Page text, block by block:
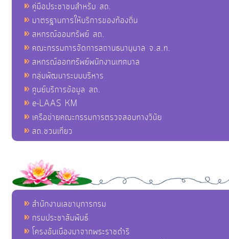
คู่มือประชาชนสำหรับ สถ.
มาตรฐานการให้บริการของท้องถิ่น
สหกรณ์ออมทรัพย์ สถ.
คณะกรรมการจัดการสถานธนานุบาล จ.ส.ท.
สหกรณ์ออกทรัพย์พนักงานเทศบาล
กลุ่มพัฒนาระบบบริหาร
ศูนย์บริการข้อมูล สถ.
e-LAAS KM
เครือข่ายคณะกรรมการตรวจสอบทางวินัย
สถ.ชวนเที่ยว
สำนักงานเลขานุการกรม
กรมประชาสัมพันธ์
โครงอันเนื่องมาจากพระราชดำริ